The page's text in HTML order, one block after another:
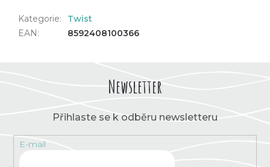
Kategorie:
Twist
EAN: 8592408100366
Newsletter
Přihlaste se k odběru newsletteru
E-mail